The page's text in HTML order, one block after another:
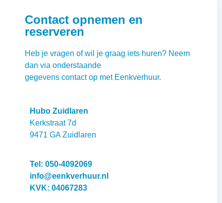
Contact opnemen en
reserveren
Heb je vragen of wil je graag iets huren? Neem
dan via onderstaande
gegevens contact op met Eenkverhuur.
Hubo Zuidlaren
Kerkstraat 7d
9471 GA Zuidlaren
Tel: 050-4092069
info@eenkverhuur.nl
KVK: 04067283